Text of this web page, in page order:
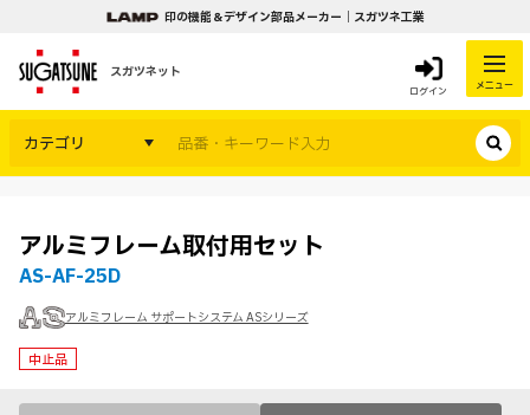
印の機能＆デザイン部品メーカー｜スガツネ工業
スガツネット
ログイン メニュー
カテゴリ
アルミフレーム取付用セット
AS-AF-25D
アルミフレーム サポートシステム ASシリーズ
中止品